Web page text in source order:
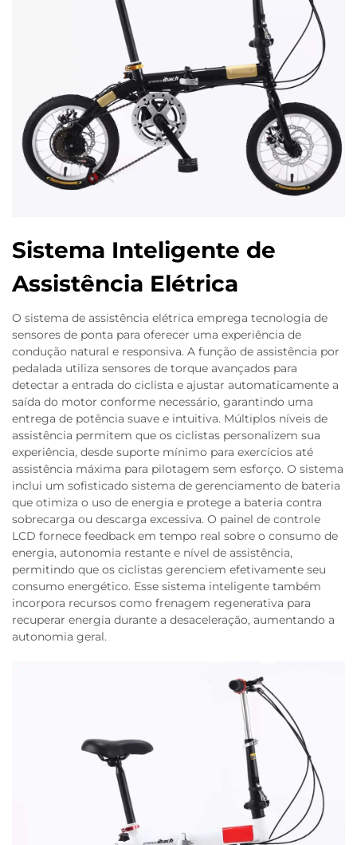
Sistema Inteligente de
Assistência Elétrica
O sistema de assistência elétrica emprega tecnologia de
sensores de ponta para oferecer uma experiência de
condução natural e responsiva. A função de assistência por
pedalada utiliza sensores de torque avançados para
detectar a entrada do ciclista e ajustar automaticamente a
saída do motor conforme necessário, garantindo uma
entrega de potência suave e intuitiva. Múltiplos níveis de
assistência permitem que os ciclistas personalizem sua
experiência, desde suporte mínimo para exercícios até
assistência máxima para pilotagem sem esforço. O sistema
inclui um sofisticado sistema de gerenciamento de bateria
que otimiza o uso de energia e protege a bateria contra
sobrecarga ou descarga excessiva. O painel de controle
LCD fornece feedback em tempo real sobre o consumo de
energia, autonomia restante e nível de assistência,
permitindo que os ciclistas gerenciem efetivamente seu
consumo energético. Esse sistema inteligente também
incorpora recursos como frenagem regenerativa para
recuperar energia durante a desaceleração, aumentando a
autonomia geral.